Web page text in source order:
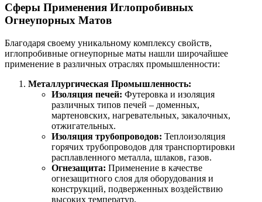
Сферы Применения Иглопробивных
Огнеупорных Матов
Благодаря своему уникальному комплексу свойств,
иглопробивные огнеупорные маты нашли широчайшее
применение в различных отраслях промышленности:
Металлургическая Промышленность:
Изоляция печей: Футеровка и изоляция
различных типов печей – доменных,
мартеновских, нагревательных, закалочных,
отжигательных.
Изоляция трубопроводов: Теплоизоляция
горячих трубопроводов для транспортировки
расплавленного металла, шлаков, газов.
Огнезащита: Применение в качестве
огнезащитного слоя для оборудования и
конструкций, подверженных воздействию
высоких температур.